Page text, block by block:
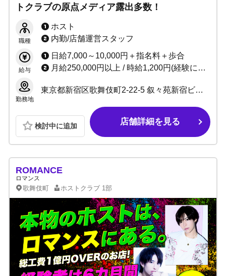
トクラブの原点メディア露出多数！
職種
ホスト
内勤/店舗運営スタッフ
給与
日給7,000～10,000円＋指名料＋歩合
月給250,000円以上 / 時給1,200円(経験により応相談)
勤務地
東京都新宿区歌舞伎町2-22-5 叙々苑新宿ビルII B1F
検討中に追加 店舗詳細を見る
ROMANCE
ロマンス
歌舞伎町 ホストクラブ 1部